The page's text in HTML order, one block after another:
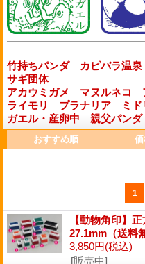
竹持ちパンダ カピバラ温泉
サギ団体
アカウミガメ
マヌルネコ
ライモリ
プラナリア ミ
ガエル・産卵中
親父パンダ
おすすめ順
1
【動物角印】
27.1mm（送料
3,850円(税込)
[販売中]